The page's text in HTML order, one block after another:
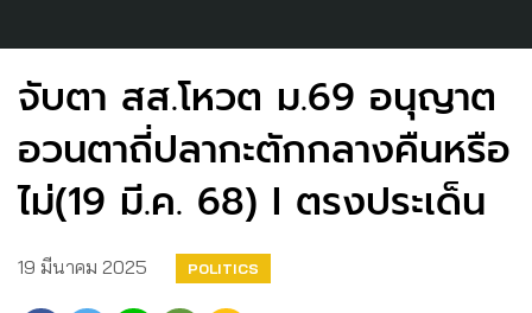
จับตา สส.โหวต ม.69 อนุญาต
อวนตาถี่ปลากะตักกลางคืนหรือ
ไม่(19 มี.ค. 68) I ตรงประเด็น
19 มีนาคม 2025 POLITICS